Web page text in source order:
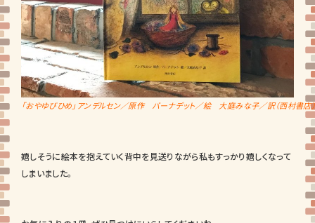
「おやゆびひめ」アンデルセン／原作 バーナデット／絵 大庭みな子／訳（西村書店
嬉しそうに絵本を抱えていく背中を見送りながら私もすっかり嬉しくなって
しまいました。